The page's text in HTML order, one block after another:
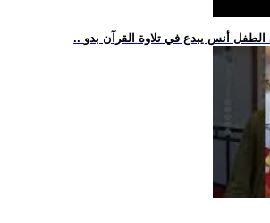
الطفل أنس يبدع في تلاوة القرآن بدو